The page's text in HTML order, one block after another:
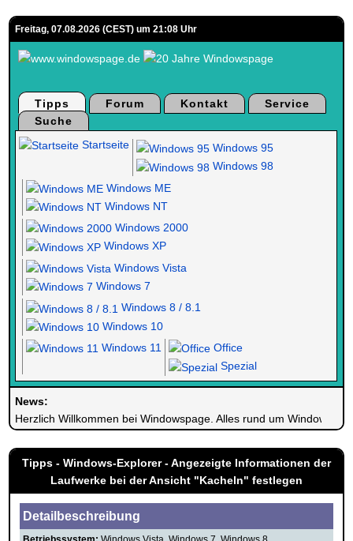
Freitag, 07.08.2026 (CEST) um 21:08 Uhr
Tipps Forum Kontakt
Service
Suche
Startseite
Windows 95
Windows 98
Windows ME
Windows NT
Windows 2000
Windows XP
Windows Vista
Windows 7
Windows 8 / 8.1
Windows 10
Windows 11
Office
Spezial
News:
Herzlich Willkommen bei Windowspage. Alles rund um Windows.
Tipps - Windows-Explorer - Angezeigte Informationen der
Laufwerke bei der Ansicht "Kacheln" festlegen
Detailbeschreibung